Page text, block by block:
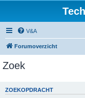
V&A
Forumoverzicht
Zoek
ZOEKOPDRACHT